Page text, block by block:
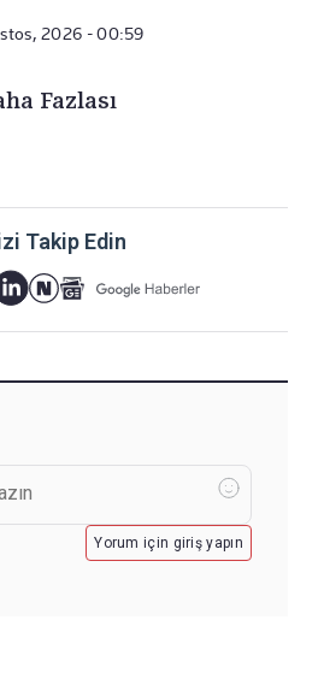
2026 - 00:59
Fazlası
Takip Edin
Yorum için giriş yapın